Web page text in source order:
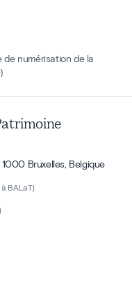
de numérisation de la
Bruxelles, Belgique
BALaT)